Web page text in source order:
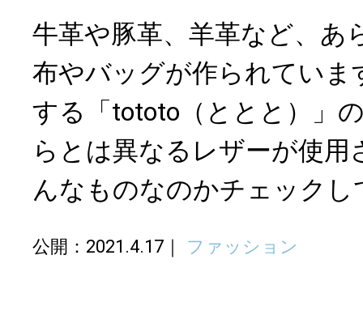
牛革や豚革、羊革など、あ
布やバッグが作られていま
する「tototo（ととと）」
らとは異なるレザーが使
んなものなのかチェック
公開：2021.4.17 ファッション